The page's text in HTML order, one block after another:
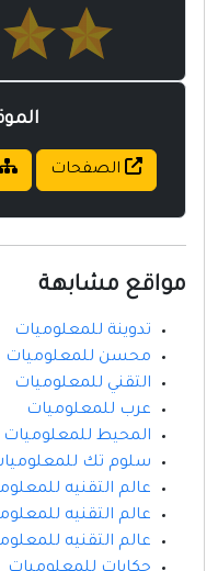
الصفحات
مواقع مشابهة
تدوينة للمعلوميات
محسن للمعلوميات
التقني للمعلوميات
عرب للمعلوميات
المحيط للمعلوميات
سلوم تك
عالم التقنيه
عالم التقنيه
عالم التقنيه